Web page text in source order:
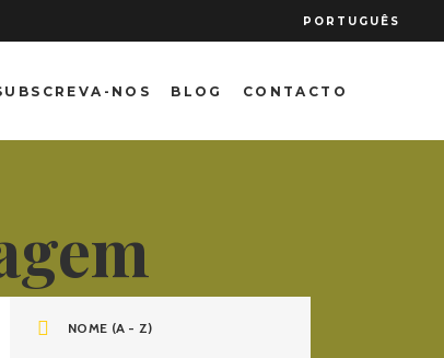
PORTUGUÊS
NOS BLOG CONTACTO
NOME (A - Z)